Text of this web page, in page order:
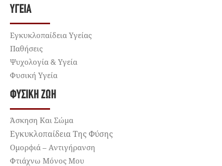
ΥΓΕΊΑ
Εγκυκλοπαίδεια Υγείας
Παθήσεις
Ψυχολογία & Υγεία
Φυσική Υγεία
ΦΥΣΙΚΉ ΖΩΉ
Άσκηση Και Σώμα
Εγκυκλοπαίδεια Της Φύσης
Ομορφιά – Αντιγήρανση
Φτιάχνω Μόνος Μου